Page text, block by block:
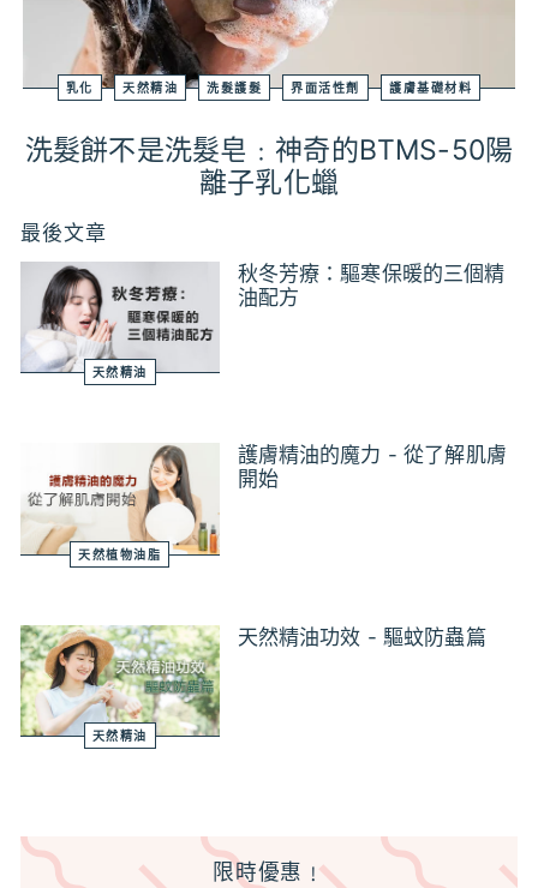
乳化 天然精油 洗髮護髮 界面活性劑 護膚基礎材料
洗髮餅不是洗髮皂﹕神奇的BTMS-50陽
離子乳化蠟
最後文章
天然精油
秋冬芳療：驅寒保暖的三個精
油配方
天然植物油脂
護膚精油的魔力 - 從了解肌膚
開始
天然精油
天然精油功效 - 驅蚊防蟲篇
限時優惠﹗